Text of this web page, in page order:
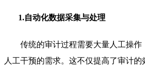
1.自动化数据采集与处理
传统的审计过程需要大量人工操
人工干预的需求。这不仅提高了审计的